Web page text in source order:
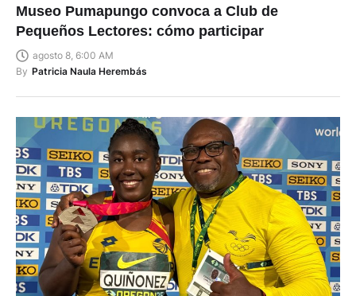
Museo Pumapungo convoca a Club de
Pequeños Lectores: cómo participar
agosto 8, 6:00 AM
By Patricia Naula Herembás